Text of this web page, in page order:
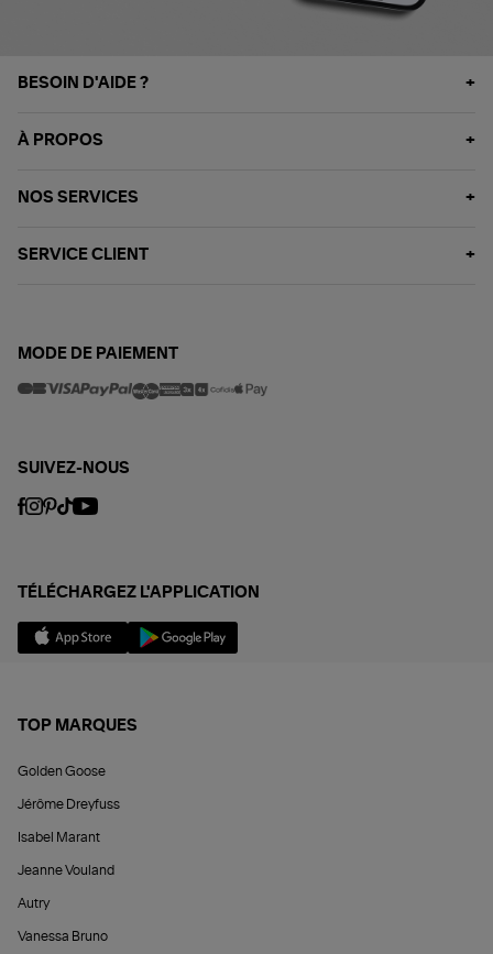
BESOIN D'AIDE ?
À PROPOS
NOS SERVICES
SERVICE CLIENT
MODE DE PAIEMENT
SUIVEZ-NOUS
TÉLÉCHARGEZ L'APPLICATION
TOP MARQUES
Golden Goose
Jérôme Dreyfuss
Isabel Marant
Jeanne Vouland
Autry
Vanessa Bruno